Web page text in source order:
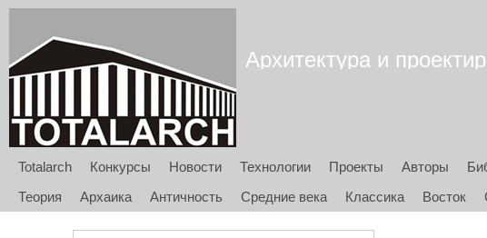
Архитектура и
Totalarch Конкурсы Новости Технологии Проекты Авторы
Теория
Архаика Античность Средние века Классика Восток